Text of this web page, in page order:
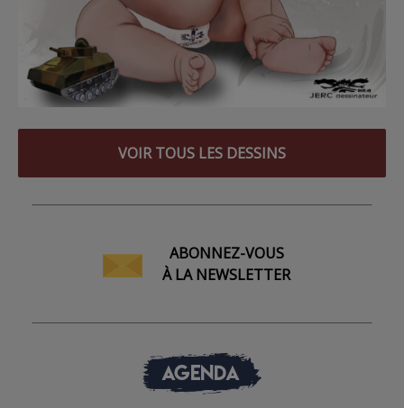
VOIR TOUS LES DESSINS
ABONNEZ-VOUS
À LA NEWSLETTER
AGENDA